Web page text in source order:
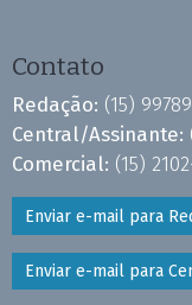
Contato
Redação: (15)
Central/Assinante:
Comercial: (15)
Enviar e-mail para
Enviar e-mail para